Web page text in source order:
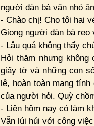
người đàn bà vặn nhỏ
- Chào chị! Cho tôi hai
Giọng người đàn bà reo
- Lâu quá không thấy
Hỏi thăm nhưng
giấy tờ và những con
lệ, hoàn toàn mang
của người hỏi. Quỳ
- Liên hôm nay có làm
Vẫn lúi húi với công